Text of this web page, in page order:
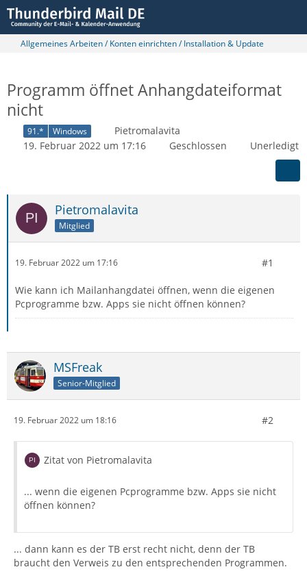
Allgemeines Arbeiten / Konten einrichten / Installation & Update
Programm öffnet Anhangdateiformat
nicht
91.* Windows
Pietromalavita
19. Februar 2022 um 17:16
Geschlossen Unerledigt
Pietromalavita
Mitglied
19. Februar 2022 um 17:16 #1
Wie kann ich Mailanhangdatei öffnen, wenn die eigenen
Pcprogramme bzw. Apps sie nicht öffnen können?
MSFreak
Senior-Mitglied
19. Februar 2022 um 18:16 #2
Zitat von Pietromalavita
... wenn die eigenen Pcprogramme bzw. Apps sie nicht
öffnen können?
... dann kann es der TB erst recht nicht, denn der TB
braucht den Verweis zu den entsprechenden Programmen.